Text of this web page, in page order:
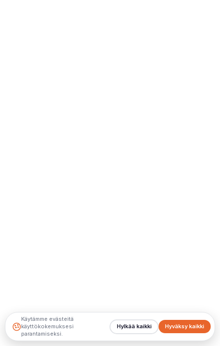
Käytämme evästeitä
käyttökokemuksesi
parantamiseksi.
Hyväksy kaikki
Hylkää kaikki